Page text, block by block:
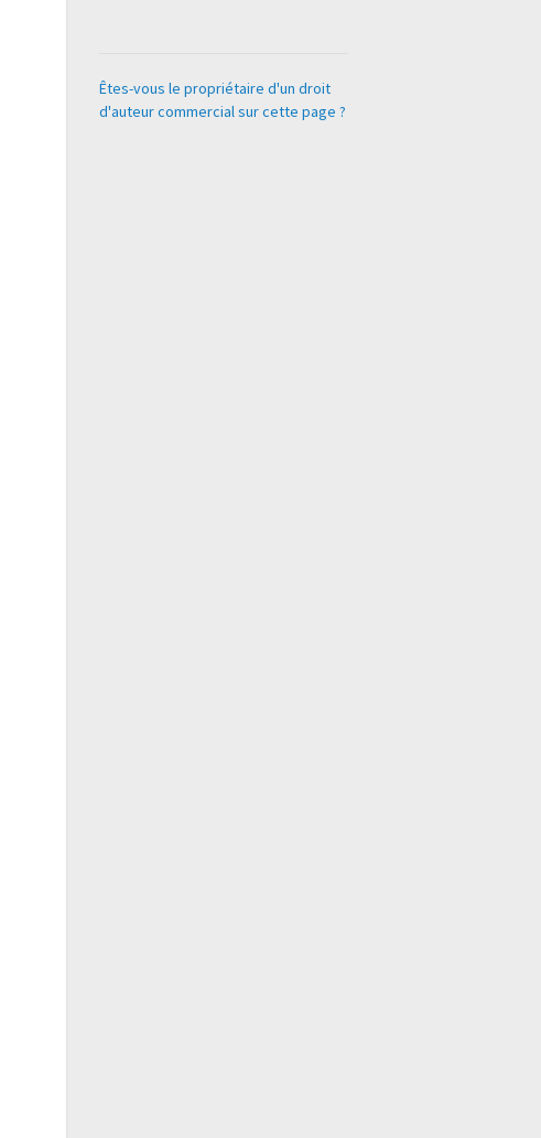
Êtes-vous le propriétaire d'un droit
d'auteur commercial sur cette page ?